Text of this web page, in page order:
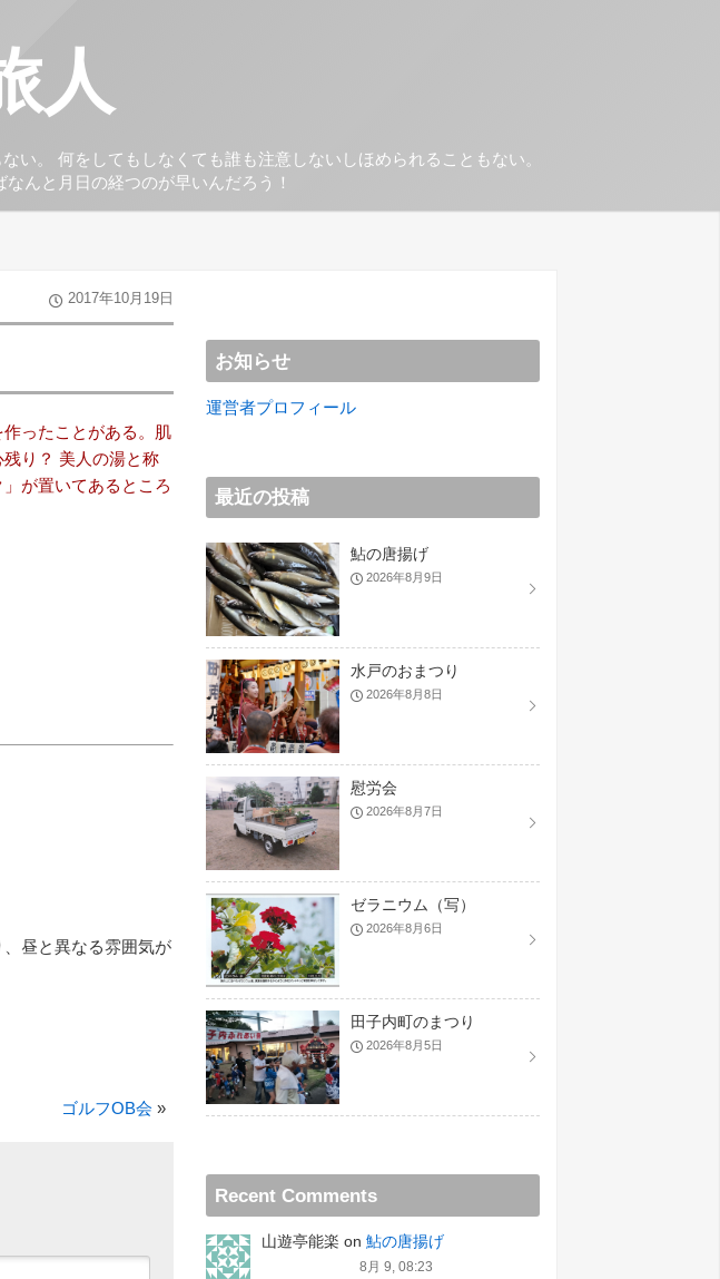
人
。 何をしてもしなくても誰も注意しないしほめられることもない。
んと月日の経つのが早いんだろう！
2017年10月19日
ったことがある。肌
り？ 美人の湯と称
が置いてあるところ
昼と異なる雰囲気が
ゴルフOB会 »
お知らせ
運営者プロフィール
最近の投稿
鮎の唐揚げ
2026年8月9日
水戸のおまつり
2026年8月8日
慰労会
2026年8月7日
ゼラニウム（写）
2026年8月6日
田子内町のまつり
2026年8月5日
Recent Comments
山遊亭能楽 on 鮎の唐揚げ
8月 9, 08:23